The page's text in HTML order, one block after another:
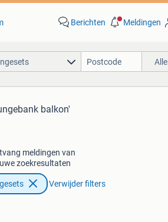
Berichten Meldingen
balkon'
meldingen van
zoekresultaten
Verwijder filters